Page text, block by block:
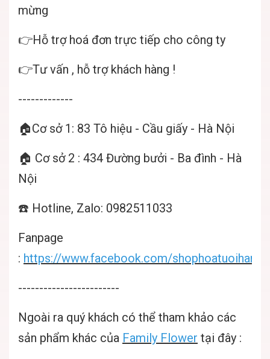
mừng
👉Hỗ trợ hoá đơn trực tiếp cho công ty
👉Tư vấn , hỗ trợ khách hàng !
-------------
🏠Cơ sở 1: 83 Tô hiệu - Cầu giấy - Hà Nội
🏠 Cơ sở 2 : 434 Đường bưởi - Ba đình - Hà
Nội
☎️ Hotline, Zalo: 0982511033
Fanpage
: https://www.facebook.com/
------------------------
Ngoài ra quý khách có thể tham khảo các
sản phẩm khác của Family Flower tại đây :